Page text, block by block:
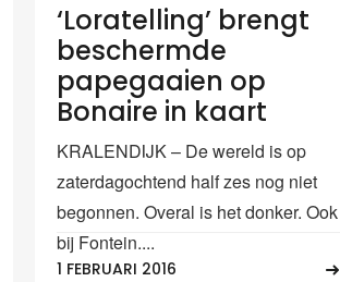
‘Loratelling’ brengt
beschermde
papegaaien op
Bonaire in kaart
KRALENDIJK – De wereld is op
zaterdagochtend half zes nog niet
begonnen. Overal is het donker. Ook
bij Fontein....
1 FEBRUARI 2016